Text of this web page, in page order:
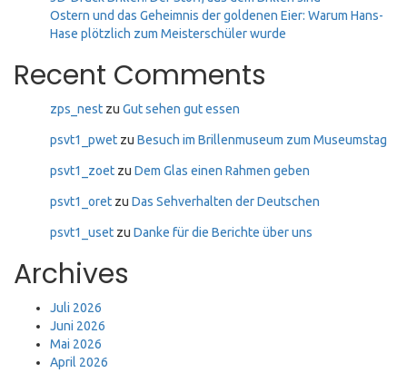
Ostern und das Geheimnis der goldenen Eier: Warum Hans-
Hase plötzlich zum Meisterschüler wurde
Recent Comments
zps_nest zu Gut sehen gut essen
psvt1_pwet zu Besuch im Brillenmuseum zum Museumstag
psvt1_zoet zu Dem Glas einen Rahmen geben
psvt1_oret zu Das Sehverhalten der Deutschen
psvt1_uset zu Danke für die Berichte über uns
Archives
Juli 2026
Juni 2026
Mai 2026
April 2026